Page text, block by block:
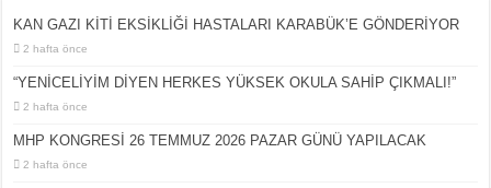
KAN GAZI KİTİ EKSİKLİĞİ HASTALARI KARABÜK’E GÖNDERİYOR
2 hafta önce
“YENİCELİYİM DİYEN HERKES YÜKSEK OKULA SAHİP ÇIKMALI!”
2 hafta önce
MHP KONGRESİ 26 TEMMUZ 2026 PAZAR GÜNÜ YAPILACAK
2 hafta önce